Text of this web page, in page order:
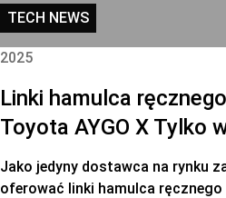
TECH NEWS
2025
Linki hamulca
Toyota AYGO X Tylko
Jako jedyny dostawca na rynku
oferować linki hamulca ręcznego